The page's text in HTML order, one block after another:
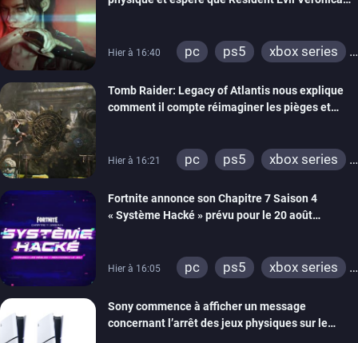
Hier à 16:40 pc ps5
xbox series
Tomb Raider: Legacy of Atlantis nous explique
comment il compte réimaginer les pièges et
Hier à 16:21 pc ps5
xbox series
Fortnite annonce son Chapitre 7 Saison 4
« Système Hacké » prévu pour le 20 août
Hier à 16:05 pc ps5
xbox series
ps4
xbox one
switch 2
Sony commence à afficher un message
concernant l’arrêt des jeux physiques sur le